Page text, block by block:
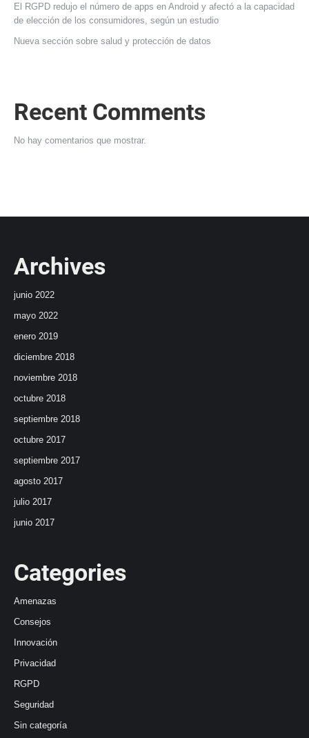
El RGPD redujo el número de apps en Android y afectó a la capacidad
de elección de los consumidores, según un estudio
Nueva sección sobre salud y protección de datos
Recent Comments
No hay comentarios que mostrar.
Archives
junio 2022
mayo 2022
enero 2019
diciembre 2018
noviembre 2018
octubre 2018
septiembre 2018
octubre 2017
septiembre 2017
agosto 2017
julio 2017
junio 2017
Categories
Amenazas
Consejos
Innovación
Privacidad
RGPD
Seguridad
Sin categoría